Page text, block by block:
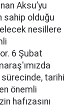
Aksu’yu
sahip olduğu
nesillere
6 Şubat
tarihi
önemli
hafızasını